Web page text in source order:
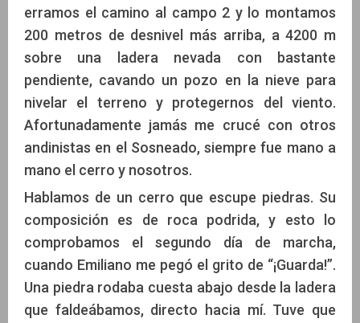
erramos el camino al campo 2 y lo montamos
200 metros de desnivel más arriba, a 4200 m
sobre una ladera nevada con bastante
pendiente, cavando un pozo en la nieve para
nivelar el terreno y protegernos del viento.
Afortunadamente jamás me crucé con otros
andinistas en el Sosneado, siempre fue mano a
mano el cerro y nosotros.
Hablamos de un cerro que escupe piedras. Su
composición es de roca podrida, y esto lo
comprobamos el segundo día de marcha,
cuando Emiliano me pegó el grito de “¡Guarda!”.
Una piedra rodaba cuesta abajo desde la ladera
que faldeábamos, directo hacia mí. Tuve que